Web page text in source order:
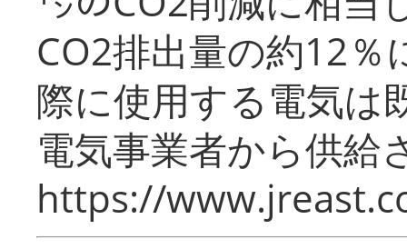
CO2排出量の約12％
際に使用する電気は
電気事業者から供給
https://